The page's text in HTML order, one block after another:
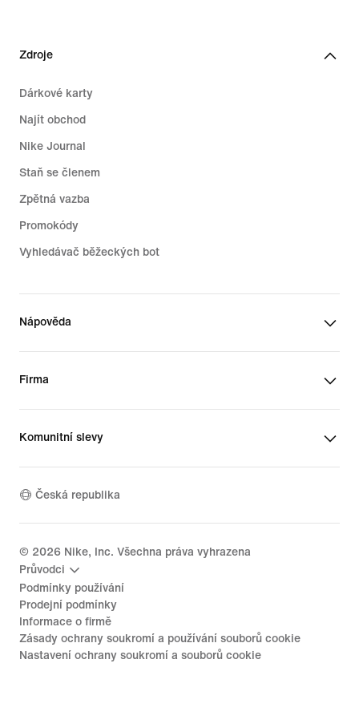
Zdroje
Dárkové karty
Najít obchod
Nike Journal
Staň se členem
Zpětná vazba
Promokódy
Vyhledávač běžeckých bot
Nápověda
Firma
Komunitní slevy
Česká republika
© 2026 Nike, Inc. Všechna práva vyhrazena
Průvodci
Podmínky používání
Prodejní podmínky
Informace o firmě
Zásady ochrany soukromí a používání souborů cookie
Nastavení ochrany soukromí a souborů cookie